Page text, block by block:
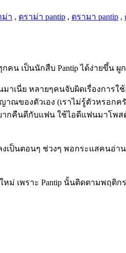
ม่า , ดราม่า pantip , ดรามา pantip ,
กคน เป็นนักสืบ Pantip ได้ง่ายขึ้น
เนี่ย หลายๆคนจับผิดเรื่องการใ
ณของตัวเอง (เราไม่รู้ตัวหรอก
กคืนดีกับแฟน ใช้ไอดีแฟนมาโพส
เป็นตอนๆ ช่วงๆ พอกระแสคนอ่
เพราะ Pantip นั้นติดตามพฤติก